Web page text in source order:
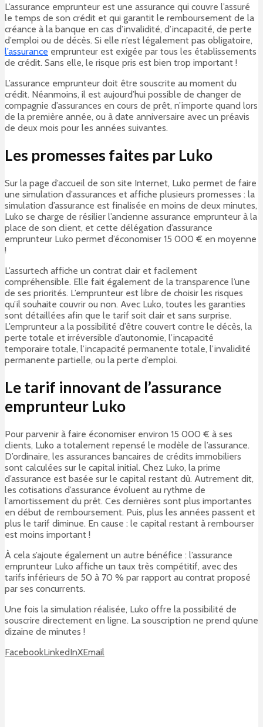
L’assurance emprunteur est une assurance qui couvre l’assuré
le temps de son crédit et qui garantit le remboursement de la
créance à la banque en cas d’invalidité, d’incapacité, de perte
d’emploi ou de décès. Si elle n’est légalement pas obligatoire,
l’assurance emprunteur est exigée par tous les établissements
de crédit. Sans elle, le risque pris est bien trop important !
L’assurance emprunteur doit être souscrite au moment du
crédit. Néanmoins, il est aujourd’hui possible de changer de
compagnie d’assurances en cours de prêt, n’importe quand lors
de la première année, ou à date anniversaire avec un préavis
de deux mois pour les années suivantes.
Les promesses faites par Luko
Sur la page d’accueil de son site Internet, Luko permet de faire
une simulation d’assurances et affiche plusieurs promesses : la
simulation d’assurance est finalisée en moins de deux minutes,
Luko se charge de résilier l’ancienne assurance emprunteur à la
place de son client, et cette délégation d’assurance
emprunteur Luko permet d’économiser 15 000 € en moyenne
!
L’assurtech affiche un contrat clair et facilement
compréhensible. Elle fait également de la transparence l’une
de ses priorités. L’emprunteur est libre de choisir les risques
qu’il souhaite couvrir ou non. Avec Luko, toutes les garanties
sont détaillées afin que le tarif soit clair et sans surprise.
L’emprunteur a la possibilité d’être couvert contre le décès, la
perte totale et irréversible d’autonomie, l’incapacité
temporaire totale, l’incapacité permanente totale, l’invalidité
permanente partielle, ou la perte d’emploi.
Le tarif innovant de l’assurance
emprunteur Luko
Pour parvenir à faire économiser environ 15 000 € à ses
clients, Luko a totalement repensé le modèle de l’assurance.
D’ordinaire, les assurances bancaires de crédits immobiliers
sont calculées sur le capital initial. Chez Luko, la prime
d’assurance est basée sur le capital restant dû. Autrement dit,
les cotisations d’assurance évoluent au rythme de
l’amortissement du prêt. Ces dernières sont plus importantes
en début de remboursement. Puis, plus les années passent et
plus le tarif diminue. En cause : le capital restant à rembourser
est moins important !
À cela s’ajoute également un autre bénéfice : l’assurance
emprunteur Luko affiche un taux très compétitif, avec des
tarifs inférieurs de 50 à 70 % par rapport au contrat proposé
par ses concurrents.
Une fois la simulation réalisée, Luko offre la possibilité de
souscrire directement en ligne. La souscription ne prend qu’une
dizaine de minutes !
FacebookLinkedInXEmail